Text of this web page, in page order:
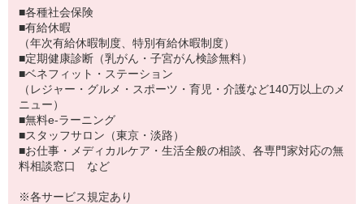
■各種社会保険
■有給休暇
（年次有給休暇制度、特別有給休暇制度）
■定期健康診断（乳がん・子宮がん検診無料）
■ベネフィット・ステーション
（レジャー・グルメ・スポーツ・育児・介護など140万以上のメ
ニュー）
■無料e-ラーニング
■スタッフサロン（東京・淡路）
■お仕事・メディカルケア・生活全般の相談、各専門家対応の無
料相談窓口 など
※各サービス規定あり